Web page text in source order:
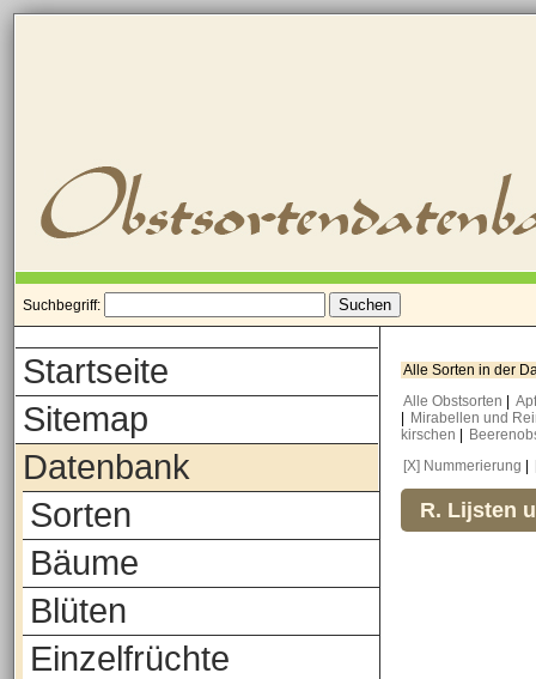
Suchbegriff:
Startseite
Sitemap
Datenbank
Sorten
Bäume
Blüten
Einzelfrüchte
Alle Sorten in der
Alle Obstsorten
Mirabellen und
kirschen
[X] Nummerierung
R. Lijsten